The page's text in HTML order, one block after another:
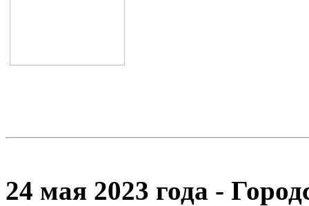
24 мая 2023 года -